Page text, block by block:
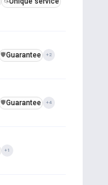
️🛡️Guarantee +2
️🛡️Guarantee +4
+1